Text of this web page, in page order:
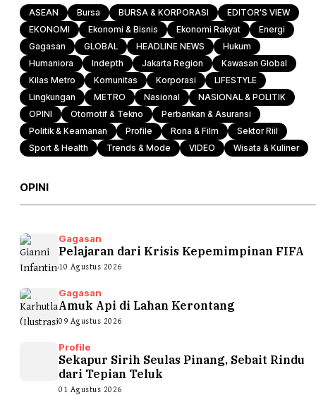
ASEAN Bursa BURSA & KORPORASI
EDITOR'S VIEW
EKONOMI
Ekonomi & Bisnis Ekonomi Rakyat
Energi
Gagasan
GLOBAL HEADLINE NEWS
Hukum
Humaniora
Indepth Jakarta Region
Kawasan Global
Kilas Metro
Komunitas Korporasi
LIFESTYLE
Lingkungan
METRO Nasional
NASIONAL & POLITIK
OPINI
Otomotif & Tekno
Perbankan & Asuransi
Politik & Keamanan
Profile Rona & Film
Sektor Riil
Sport & Health
Trends & Mode VIDEO Wisata & Kuliner
OPINI
Gagasan
Pelajaran dari Krisis Kepemimpinan FIFA
10 Agustus 2026
Gagasan
Amuk Api di Lahan Kerontang
09 Agustus 2026
Profile
Sekapur Sirih Seulas Pinang, Sebait Rindu
dari Tepian Teluk
01 Agustus 2026